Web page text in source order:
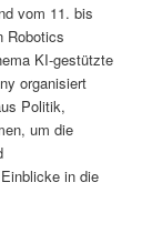
vom 11. bis
Robotics
KI-gestützte
organisiert
Politik,
um die
in die